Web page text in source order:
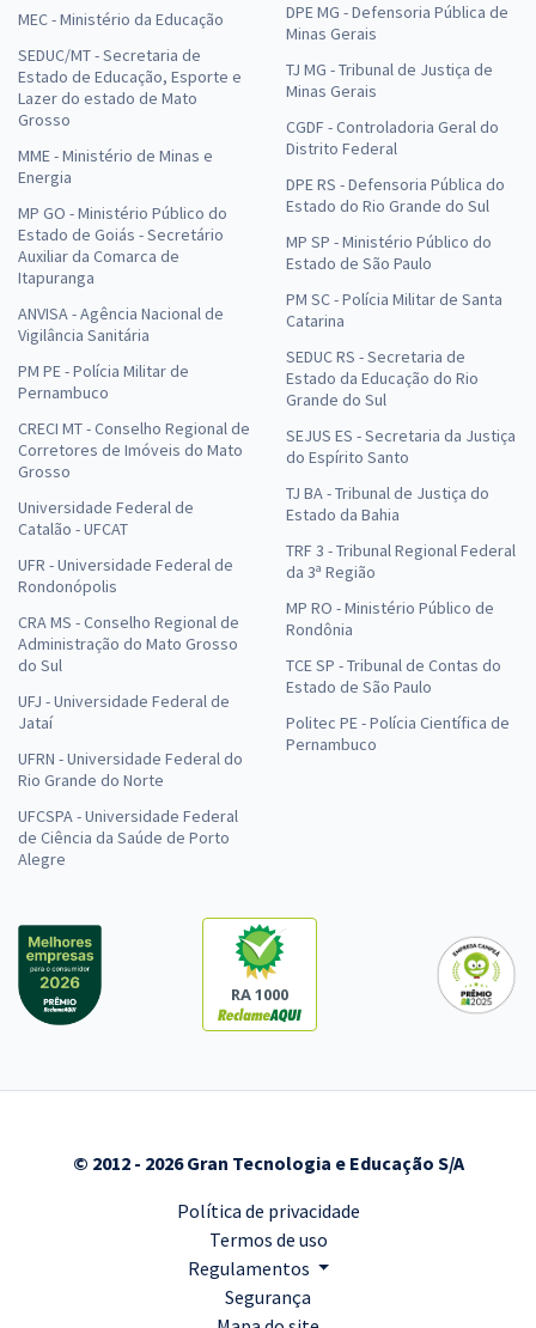
MEC - Ministério da Educação
SEDUC/MT - Secretaria de
Estado de Educação, Esporte e
Lazer do estado de Mato
Grosso
MME - Ministério de Minas e
Energia
MP GO - Ministério Público do
Estado de Goiás - Secretário
Auxiliar da Comarca de
Itapuranga
ANVISA - Agência Nacional de
Vigilância Sanitária
PM PE - Polícia Militar de
Pernambuco
CRECI MT - Conselho Regional de
Corretores de Imóveis do Mato
Grosso
Universidade Federal de
Catalão - UFCAT
UFR - Universidade Federal de
Rondonópolis
CRA MS - Conselho Regional de
Administração do Mato Grosso
do Sul
UFJ - Universidade Federal de
Jataí
UFRN - Universidade Federal do
Rio Grande do Norte
UFCSPA - Universidade Federal
de Ciência da Saúde de Porto
Alegre
DPE MG - Defensoria Pública de
Minas Gerais
TJ MG - Tribunal de Justiça de
Minas Gerais
CGDF - Controladoria Geral do
Distrito Federal
DPE RS - Defensoria Pública do
Estado do Rio Grande do Sul
MP SP - Ministério Público do
Estado de São Paulo
PM SC - Polícia Militar de Santa
Catarina
SEDUC RS - Secretaria de
Estado da Educação do Rio
Grande do Sul
SEJUS ES - Secretaria da Justiça
do Espírito Santo
TJ BA - Tribunal de Justiça do
Estado da Bahia
TRF 3 - Tribunal Regional Federal
da 3ª Região
MP RO - Ministério Público de
Rondônia
TCE SP - Tribunal de Contas do
Estado de São Paulo
Politec PE - Polícia Científica de
Pernambuco
RA 1000
© 2012 - 2026 Gran Tecnologia e Educação S/A
Política de privacidade
Termos de uso
Regulamentos
Segurança